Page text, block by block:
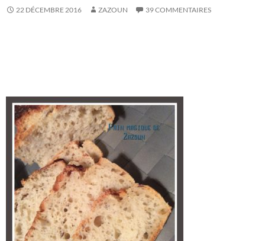
22 DÉCEMBRE 2016 ZAZOUN 39 COMMENTAIRES